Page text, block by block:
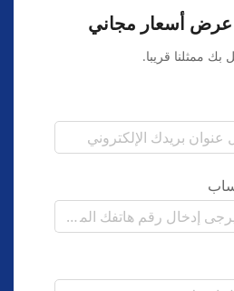
أسعار مجاني
ممثلنا قريبا.